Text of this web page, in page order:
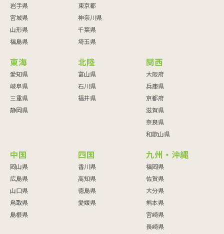
岩手県
宮城県
山形県
福島県
東京都
神奈川県
千葉県
埼玉県
東海
愛知県
岐阜県
三重県
静岡県
北陸
富山県
石川県
福井県
関西
大阪府
兵庫県
京都府
滋賀県
奈良県
和歌山県
中国
岡山県
広島県
山口県
鳥取県
島根県
四国
香川県
高知県
徳島県
愛媛県
九州・沖縄
福岡県
佐賀県
大分県
熊本県
宮崎県
長崎県